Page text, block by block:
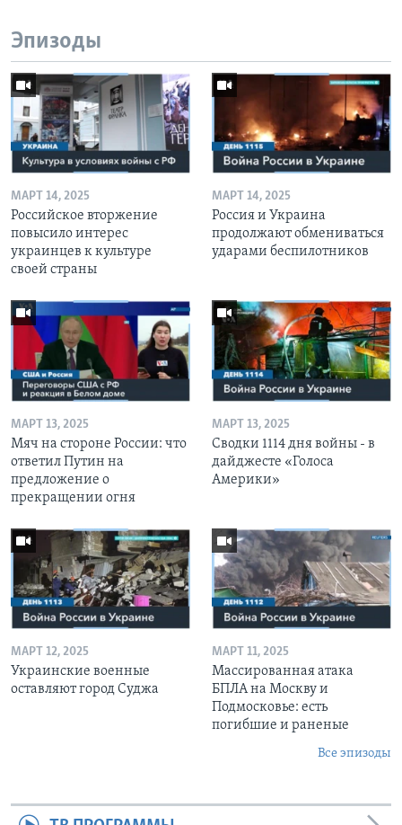
Эпизоды
МАРТ 14, 2025
Российское вторжение
повысило интерес
украинцев к культуре
своей страны
МАРТ 14, 2025
Россия и Украина
продолжают обмениваться
ударами беспилотников
МАРТ 13, 2025
Мяч на стороне России: что
ответил Путин на
предложение о
прекращении огня
МАРТ 13, 2025
Сводки 1114 дня войны - в
дайджесте «Голоса
Америки»
МАРТ 12, 2025
Украинские военные
оставляют город Суджа
МАРТ 11, 2025
Массированная атака
БПЛА на Москву и
Подмосковье: есть
погибшие и раненые
Все эпизоды